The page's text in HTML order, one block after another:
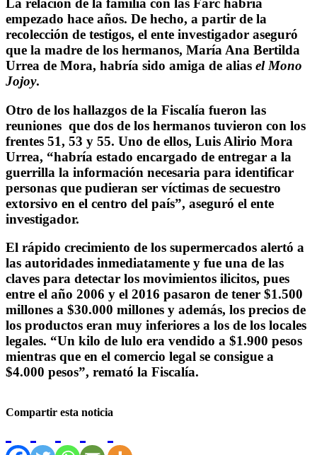
La relación de la familia con las Farc habría
empezado hace años. De hecho, a partir de la
recolección de testigos, el ente investigador aseguró
que la madre de los hermanos, María Ana Bertilda
Urrea de Mora, habría sido amiga de alias el Mono
Jojoy.
Otro de los hallazgos de la Fiscalía fueron las
reuniones que dos de los hermanos tuvieron con los
frentes 51, 53 y 55. Uno de ellos, Luis Alirio Mora
Urrea, “habría estado encargado de entregar a la
guerrilla la información necesaria para identificar
personas que pudieran ser víctimas de secuestro
extorsivo en el centro del país”, aseguró el ente
investigador.
El rápido crecimiento de los supermercados alertó a
las autoridades inmediatamente y fue una de las
claves para detectar los movimientos ilicitos, pues
entre el año 2006 y el 2016 pasaron de tener $1.500
millones a $30.000 millones y además, los precios de
los productos eran muy inferiores a los de los locales
legales. “Un kilo de lulo era vendido a $1.900 pesos
mientras que en el comercio legal se consigue a
$4.000 pesos”, remató la Fiscalía.
Compartir esta noticia